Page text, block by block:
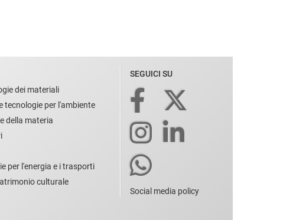
dei materiali
tecnologie per l'ambiente
della materia
per l'energia e i trasporti
culturale
SEGUICI SU
Social media policy